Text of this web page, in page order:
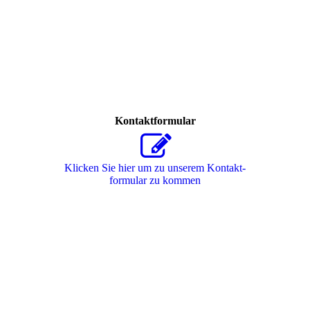
Kontaktformular
Klicken Sie hier um zu unserem Kon­takt­
for­mu­lar zu kommen